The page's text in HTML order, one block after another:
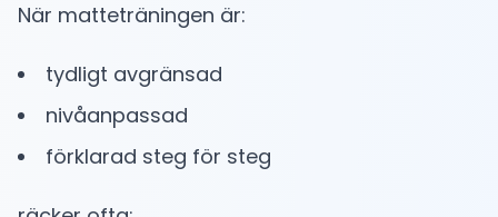
När matteträningen är:
tydligt avgränsad
nivåanpassad
förklarad steg för steg